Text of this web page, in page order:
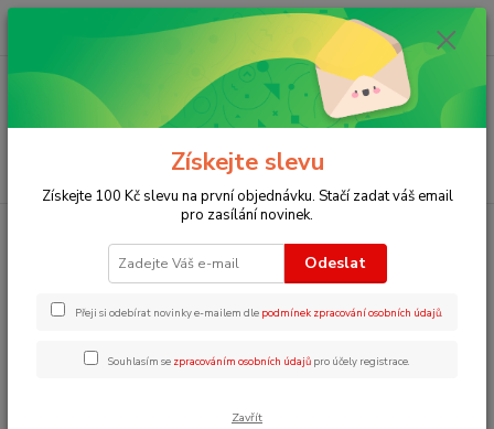
Menu
ks
0 Kč
Angličtina pro začátečníky
Beginners Tigers
Získejte slevu
Získejte 100 Kč slevu na první objednávku. Stačí zadat váš email
pro zasílání novinek.
Odeslat
Přeji si odebírat novinky e-mailem dle podmínek zpracování osobních údajů.
Souhlasím se zpracováním osobních údajů pro účely registrace.
Zavřít